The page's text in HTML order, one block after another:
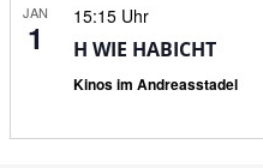
JAN
1
15:15 Uhr
H WIE HABICHT
Kinos im Andreasstadel